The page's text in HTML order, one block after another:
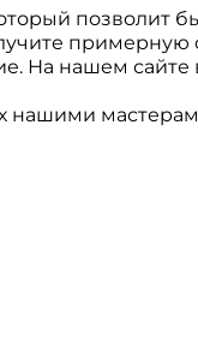
позволит
примерную
На нашем сайте